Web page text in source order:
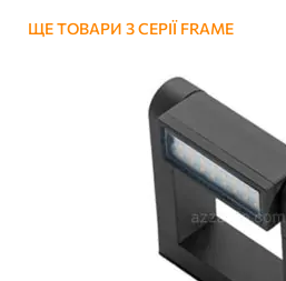
ЩЕ ТОВАРИ З СЕРІЇ FRAME